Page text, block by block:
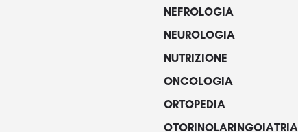
NEFROLOGIA
NEUROLOGIA
NUTRIZIONE
ONCOLOGIA
ORTOPEDIA
OTORINOLARINGOIATRIA